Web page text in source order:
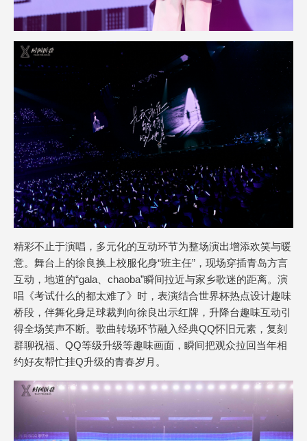
精彩不止于演唱，多元化的互动环节为整场演出增添欢笑与暖
意。舞台上的徐良换上校服化身“班主任”，现场穿插青岛方言
互动，地道的“gala、chaoba”瞬间拉近与家乡歌迷的距离。演
唱《考试什么的都太难了》时，表演结合世界杯热点设计趣味
桥段，伴舞化身足球裁判向徐良出示红牌，升降台趣味互动引
得全场笑声不断。歌曲转场环节融入经典QQ怀旧元素，复刻
群聊祝福、QQ等级升级等趣味画面，瞬间把观众拉回当年相
约好友帮忙挂Q升级的青春岁月。